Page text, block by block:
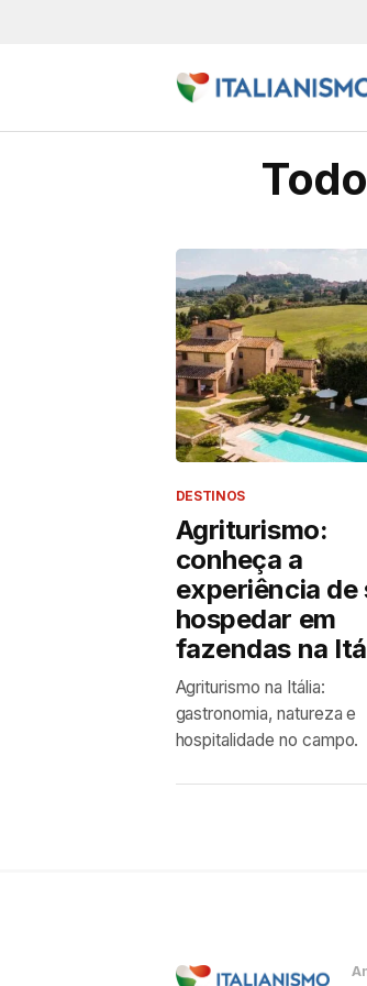
DESTINOS
Agriturismo:
conheça a
experiência de
hospedar em
fazendas na
Agriturismo na Itália:
gastronomia, natureza e
hospitalidade no campo.